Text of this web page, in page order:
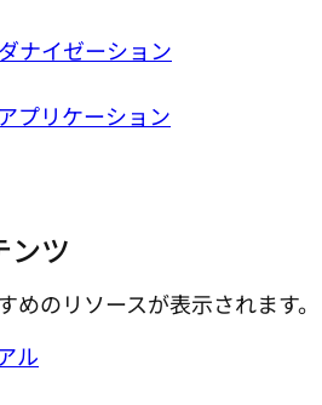
ナイゼーション
プリケーション
ンツ
めのリソースが表示されます。
ル